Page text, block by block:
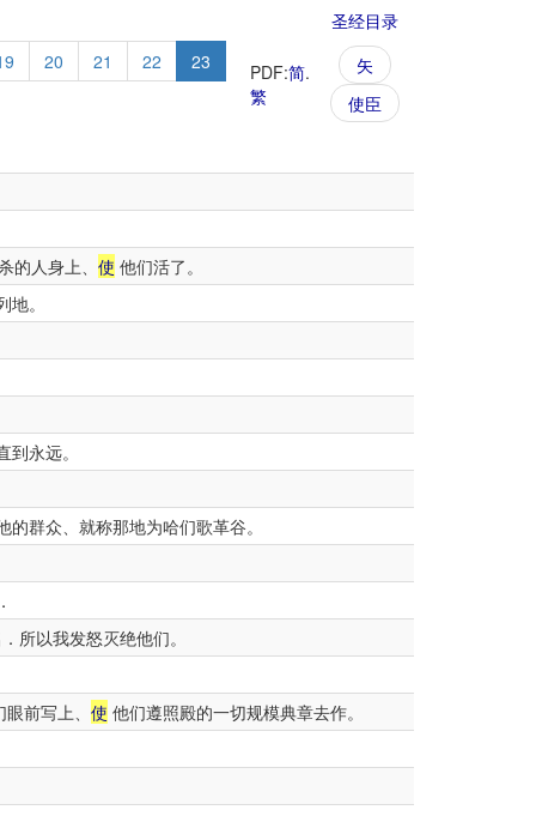
圣经目录
20 21 22
23
PDF:简.
繁
矢
使臣
人身上、 使 他们活了。
。
永远。
群众、就称那地为哈们歌革谷。
所以我发怒灭绝他们。
前写上、 使 他们遵照殿的一切规模典章去作。